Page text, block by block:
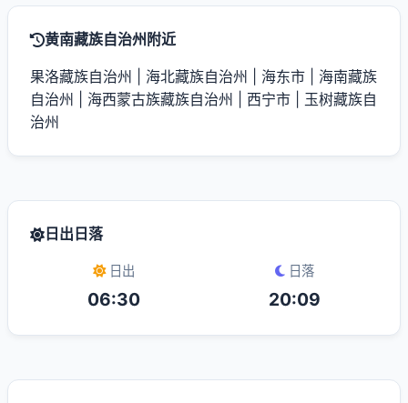
黄南藏族自治州附近
果洛藏族自治州 海北藏族自治州 海东市
海南藏族
自治州
海西蒙古族藏族自治州 西宁市
玉树藏族自
治州
日出日落
日出
06:30
日落
20:09